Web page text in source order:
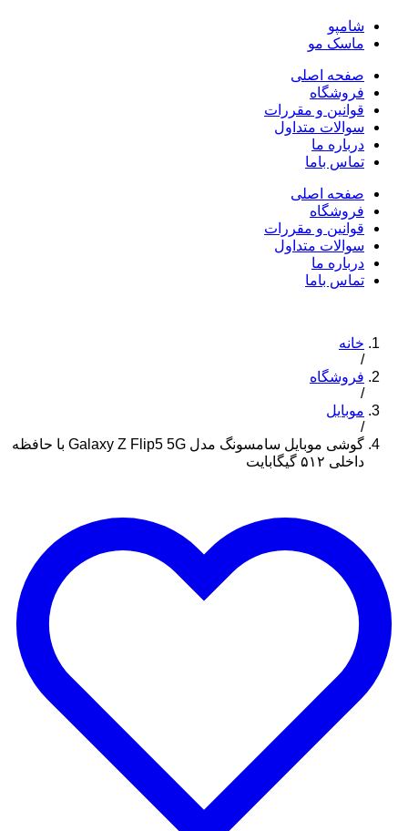
شامپو
ماسک مو
صفحه اصلی
فروشگاه
قوانین و مقررات
سوالات متداول
درباره ما
تماس باما
صفحه اصلی
فروشگاه
قوانین و مقررات
سوالات متداول
درباره ما
تماس باما
خانه
/
فروشگاه
/
موبایل
/
گوشی موبایل سامسونگ مدل Galaxy Z Flip5 5G با حافظه
داخلی ۵۱۲ گیگابایت